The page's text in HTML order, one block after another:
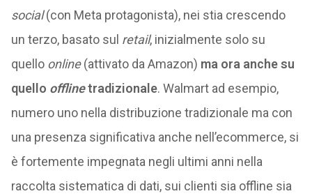
social(con Meta protagonista), nei stia crescendo
un terzo, basato sul retail, inizialmente solo su
quello online(attivato da Amazon) ma ora anche su
quello offlinetradizionale. Walmart ad esempio,
numero uno nella distribuzione tradizionale ma con
una presenza significativa anche nell’ecommerce, si
è fortemente impegnata negli ultimi anni nella
raccolta sistematica di dati, sui clienti sia offline sia